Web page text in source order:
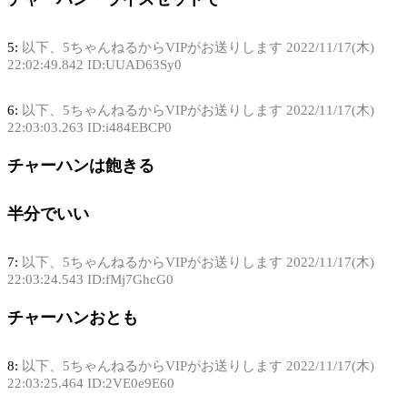
5: 以下、5ちゃんねるからVIPがお送りします 2022/11/17(木)
22:02:49.842 ID:UUAD63Sy0
6: 以下、5ちゃんねるからVIPがお送りします 2022/11/17(木)
22:03:03.263 ID:i484EBCP0
チャーハンは飽きる
半分でいい
7: 以下、5ちゃんねるからVIPがお送りします 2022/11/17(木)
22:03:24.543 ID:fMj7GhcG0
チャーハンおとも
8: 以下、5ちゃんねるからVIPがお送りします 2022/11/17(木)
22:03:25.464 ID:2VE0e9E60